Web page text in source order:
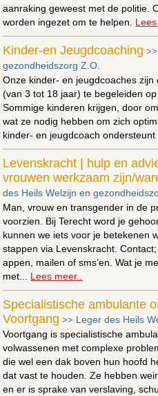
aanraking geweest met de politie.
worden ingezet om te helpen. Lees
Kinder-en Jeugdcoaching >>
gezondheidszorg Z.O.
Onze kinder- en jeugdcoaches
(van 3 tot 18 jaar) te begeleiden
Sommige kinderen krijgen, door
wat ze nodig hebben om zich
kinder- en jeugdcoach ondersteunt
Levenskracht | hulp en
vrouwen werkzaam zijn/
des Heils Welzijn en
Man, vrouw en transgender in de
voorzien. Bij Terecht word je
kunnen we iets voor je betekenen
stappen via Levenskracht.
appen, mailen of sms’en. Wat je
met... Lees meer..
Specialistische ambulante
Voortgang >> Leger des Heils
Voortgang is specialistische
volwassenen met complexe
die wel een dak boven hun hoofd
dat vast te houden. Ze hebben
en er is sprake van verslaving,